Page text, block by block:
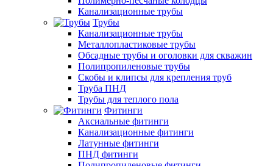
Канализационные трубы
Трубы
Канализационные трубы
Металлопластиковые трубы
Обсадные трубы и оголовки для скважин
Полипропиленовые трубы
Скобы и клипсы для крепления труб
Труба ПНД
Трубы для теплого пола
Фитинги
Аксиальные фитинги
Канализационные фитинги
Латунные фитинги
ПНД фитинги